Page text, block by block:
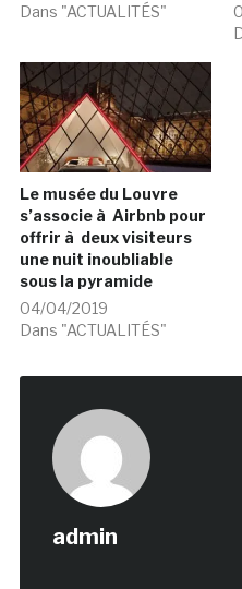
site. Voici le bilan mensuel
web du CLIC en MAI 2024
. 24 900…
Dans "ACTUALITÉS"
Le musée du Louvre
s’associe à Airbnb pour
offrir à deux visiteurs
une nuit inoubliable
sous la pyramide
04/04/2019
Dans "ACTUALITÉS"
admin